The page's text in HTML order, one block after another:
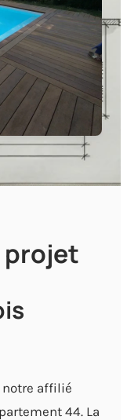
projet
notre affilié
44. La